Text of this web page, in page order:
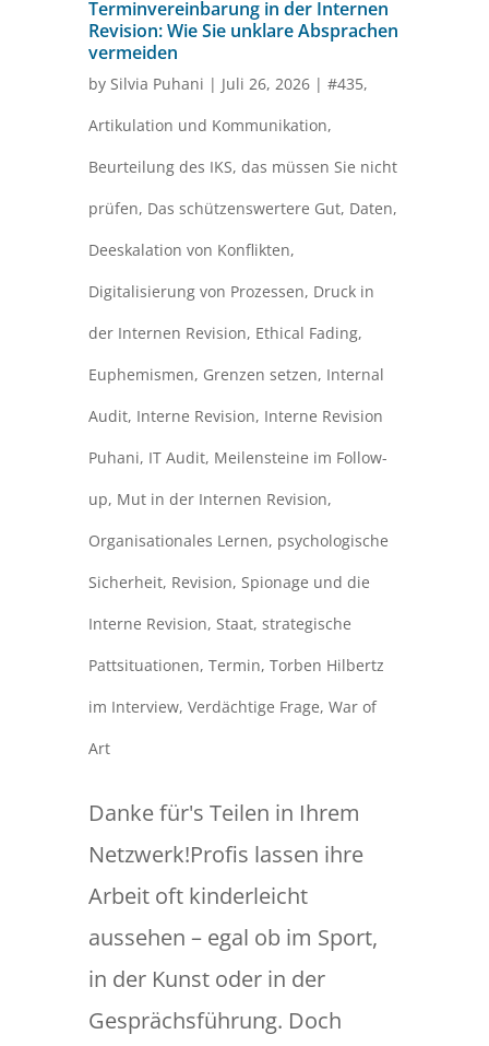
Terminvereinbarung in der Internen
Revision: Wie Sie unklare Absprachen
vermeiden
by Silvia Puhani | Juli 26, 2026| #435,
Artikulation und Kommunikation,
Beurteilung des IKS, das müssen Sie nicht
prüfen, Das schützenswertere Gut, Daten,
Deeskalation von Konflikten,
Digitalisierung von Prozessen, Druck in
der Internen Revision, Ethical Fading,
Euphemismen, Grenzen setzen, Internal
Audit, Interne Revision, Interne Revision
Puhani, IT Audit, Meilensteine im Follow-
up, Mut in der Internen Revision,
Organisationales Lernen, psychologische
Sicherheit, Revision, Spionage und die
Interne Revision, Staat, strategische
Pattsituationen, Termin, Torben Hilbertz
im Interview, Verdächtige Frage, War of
Art
Danke für's Teilen in Ihrem
Netzwerk!Profis lassen ihre
Arbeit oft kinderleicht
aussehen – egal ob im Sport,
in der Kunst oder in der
Gesprächsführung. Doch